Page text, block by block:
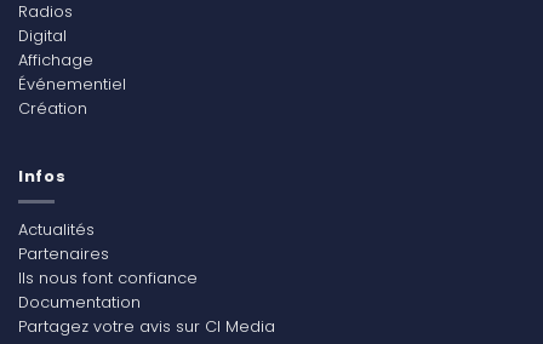
Radios
Digital
Affichage
Événementiel
Création
Infos
Actualités
Partenaires
Ils nous font confiance
Documentation
Partagez votre avis sur CI Media